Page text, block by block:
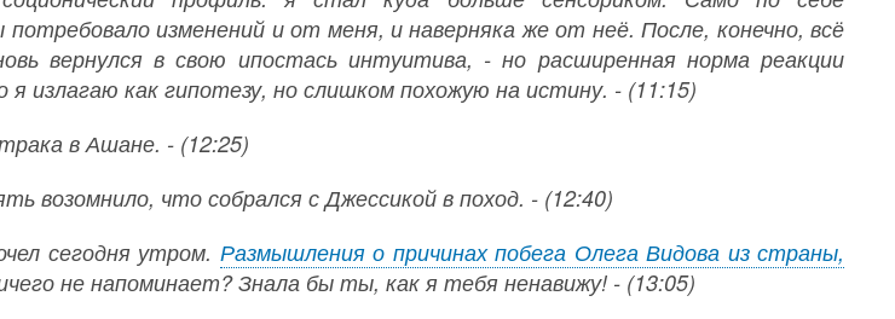
изменений и от меня, и наверняка же от неё. После, конечно, всё
вернулся в свою ипостась интуитива, - но расширенная норма реакции
излагаю как гипотезу, но слишком похожую на истину. - (11:15)
в Ашане. - (12:25)
возомнило, что собрался с Джессикой в поход. - (12:40)
сегодня утром. Размышления о причинах побега Олега Видова из страны,
не напоминает? Знала бы ты, как я тебя ненавижу! - (13:05)